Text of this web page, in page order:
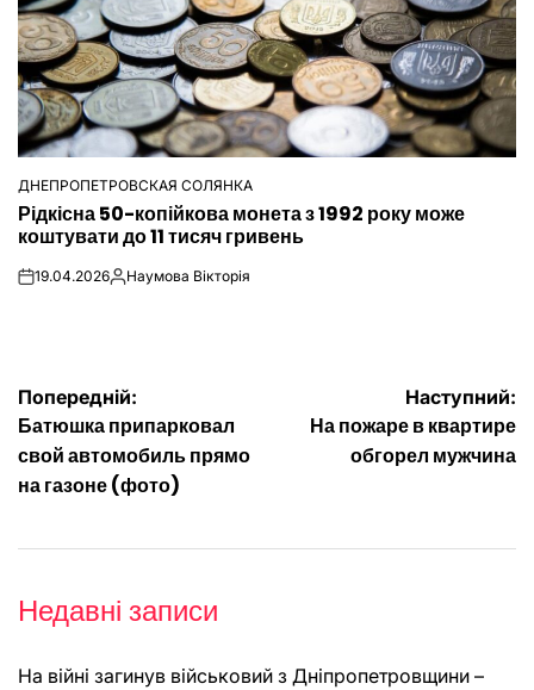
ОПУБЛІКУВАТИ
У
ДНЕПРОПЕТРОВСКАЯ СОЛЯНКА
Рідкісна 50-копійкова монета з 1992 року може
коштувати до 11 тисяч гривень
on19.04.2026Опубліковано
Наумова Вікторія
Навігація
записів
Попередній:
Батюшка припарковал
свой автомобиль прямо
на газоне (фото)
Наступний:
На пожаре в квартире
обгорел мужчина
Недавні записи
На війні загинув військовий з Дніпропетровщини –